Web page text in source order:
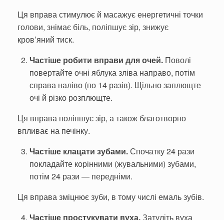
Ця вправа стимулює й масажує енергетичні точки
голови, знімає біль, поліпшує зір, знижує
кров’яний тиск.
Частіше робити вправи для очей. Поволі
повертайте оч­ні яблука зліва направо, потім
справа наліво (по 14 разів). Щіль­но заплющте
очі й різко розплющте.
Ця вправа поліпшує зір, а також благотворно
впливає на печінку.
Частіше клацати зубами.Спочатку 24 рази
покладайте корі­нними (жувальними) зубами,
по­тім 24 рази — передніми.
Ця вправа зміцнює зуби, в тому числі емаль зубів.
Частіше простукувати ву­ха.Затуліть вуха